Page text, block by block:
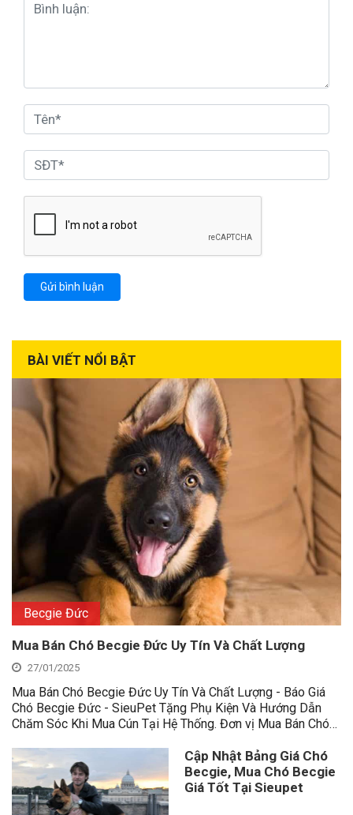
BÀI VIẾT NỔI BẬT
Becgie Đức
Mua Bán Chó Becgie Đức Uy Tín Và Chất Lượng
27/01/2025
Mua Bán Chó Becgie Đức Uy Tín Và Chất Lượng - Báo Giá
Chó Becgie Đức - SieuPet Tặng Phụ Kiện Và Hướng Dẫn
Chăm Sóc Khi Mua Cún Tại Hệ Thống. Đơn vị Mua Bán Chó…
Cập Nhật Bảng Giá Chó
Becgie, Mua Chó Becgie
Giá Tốt Tại Sieupet